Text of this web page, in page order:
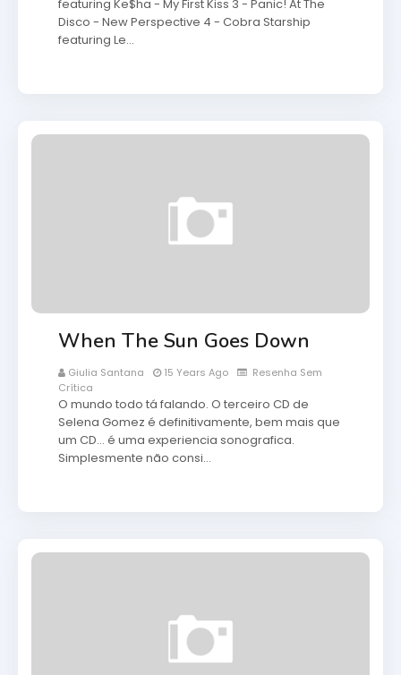
featuring Ke$ha - My First Kiss 3 - Panic! At The
Disco - New Perspective 4 - Cobra Starship
featuring Le…
When The Sun Goes Down
Giulia Santana 15 Years Ago
Resenha Sem
Crítica
O mundo todo tá falando. O terceiro CD de
Selena Gomez é definitivamente, bem mais que
um CD... é uma experiencia sonografica.
Simplesmente não consi…